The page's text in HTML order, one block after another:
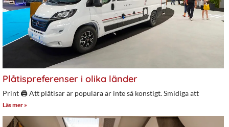
Plåtispreferenser i olika länder
Print 🖨 Att plåtisar är populära är inte så konstigt. Smidiga att
Läs mer »